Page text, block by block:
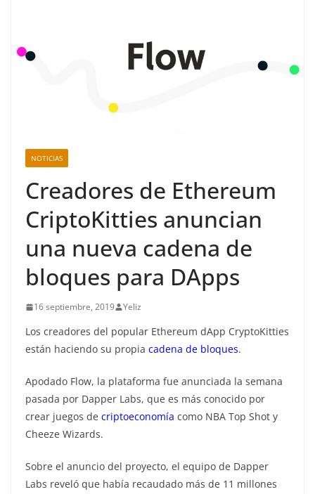
NOTICIAS
Creadores de Ethereum
CriptoKitties anuncian
una nueva cadena de
bloques para DApps
16 septiembre, 2019 Yeliz
Los creadores del popular Ethereum dApp CryptoKitties
están haciendo su propia cadena de bloques.
Apodado Flow, la plataforma fue anunciada la semana
pasada por Dapper Labs, que es más conocido por
crear juegos de criptoeconomía como NBA Top Shot y
Cheeze Wizards.
Sobre el anuncio del proyecto, el equipo de Dapper
Labs reveló que había recaudado más de 11 millones